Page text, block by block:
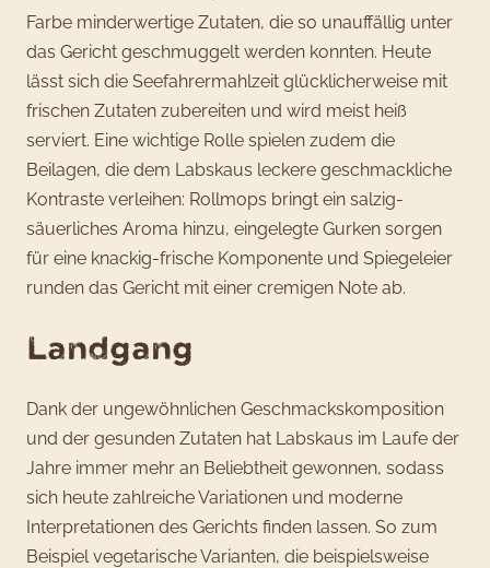
Farbe minderwertige Zutaten, die so unauffällig unter
das Gericht geschmuggelt werden konnten. Heute
lässt sich die Seefahrermahlzeit glücklicherweise mit
frischen Zutaten zubereiten und wird meist heiß
serviert. Eine wichtige Rolle spielen zudem die
Beilagen, die dem Labskaus leckere geschmackliche
Kontraste verleihen: Rollmops bringt ein salzig-
säuerliches Aroma hinzu, eingelegte Gurken sorgen
für eine knackig-frische Komponente und Spiegeleier
runden das Gericht mit einer cremigen Note ab.
Landgang
Dank der ungewöhnlichen Geschmackskomposition
und der gesunden Zutaten hat Labskaus im Laufe der
Jahre immer mehr an Beliebtheit gewonnen, sodass
sich heute zahlreiche Variationen und moderne
Interpretationen des Gerichts finden lassen. So zum
Beispiel vegetarische Varianten, die beispielsweise